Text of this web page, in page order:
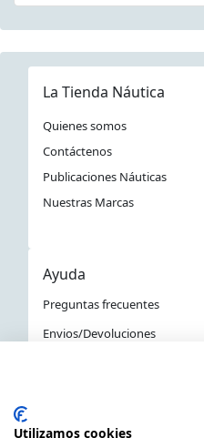
La Tienda Náutica
Quienes somos
Contáctenos
Publicaciones Náuticas
Nuestras Marcas
Ayuda
Preguntas frecuentes
Envios/Devoluciones
Utilizamos cookies